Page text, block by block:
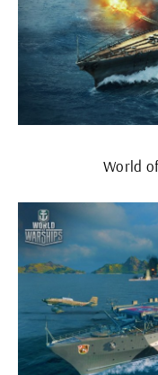
World